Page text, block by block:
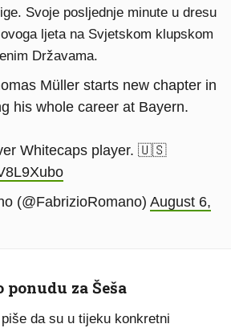
Svoje posljednje minute u dresu
ljeta na Svjetskom klupskom
Državama.
Müller starts new chapter in
his whole career at Bayern.
Whitecaps player. 🇺🇸
(@FabrizioRomano) August 6,
za Šeša
da su u tijeku konkretni